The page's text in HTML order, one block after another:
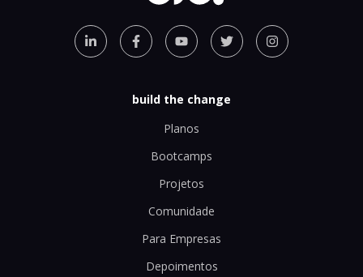
build the change
Planos
Bootcamps
Projetos
Comunidade
Para Empresas
Depoimentos